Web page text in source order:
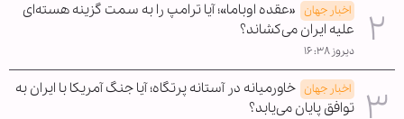
اخبار جهان «عقده اوباما»؛ آیا ترامپ را به سمت گزینه هسته‌ای
علیه ایران می‌کشاند؟
دیروز ۱۶:۳۸
اخبار جهان خاورمیانه در آستانه پرتگاه؛ آیا جنگ آمریکا با ایران به
توافق پایان می‌یابد؟